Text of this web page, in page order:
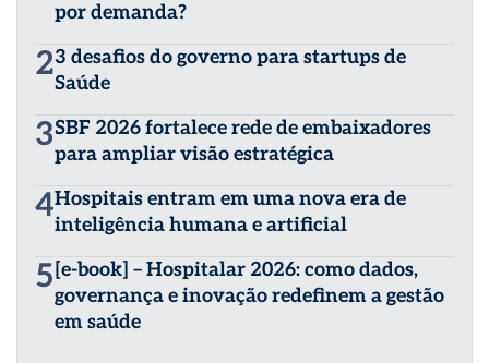
por demanda?
23 desafios do governo para startups de
Saúde
3SBF 2026 fortalece rede de embaixadores
para ampliar visão estratégica
4Hospitais entram em uma nova era de
inteligência humana e artificial
5 [e-book] – Hospitalar 2026: como dados,
governança e inovação redefinem a gestão
em saúde